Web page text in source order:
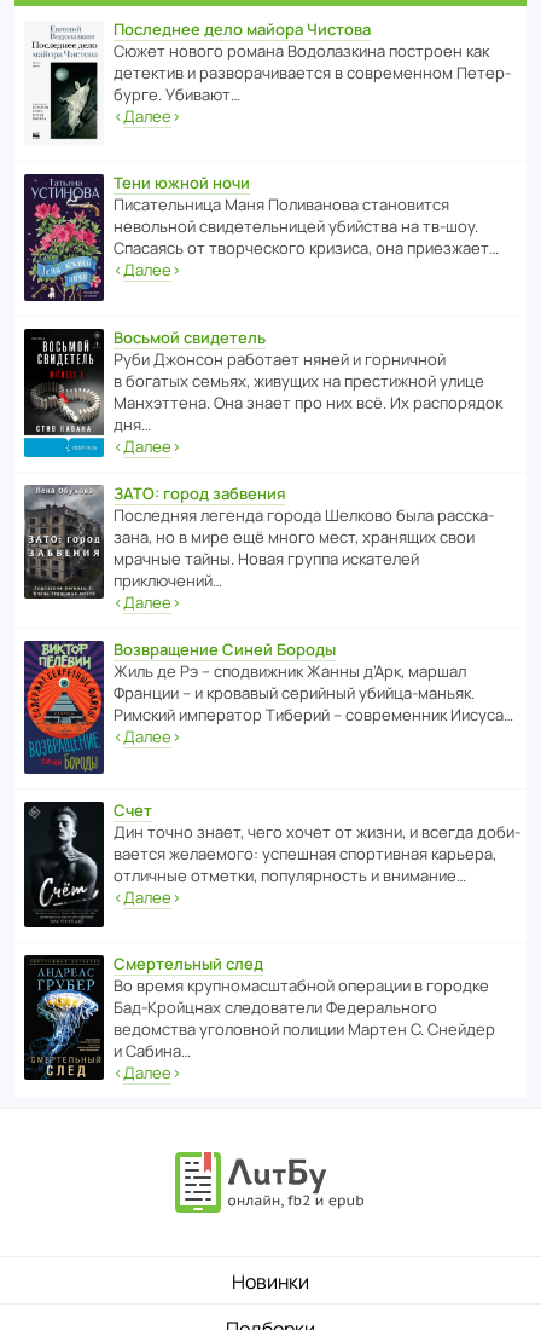
Последнее дело майора Чистова
Сюжет нового романа Водо­ла­з­кина пост­роен как
дете­ктив и разво­ра­чи­ва­ется в совре­менном Пете­р­
бурге. Убивают…
‹Далее›
Тени южной ночи
Писа­тель­ница Маня Поли­ва­нова стано­вится
невольной свиде­тель­ницей убийства на тв-шоу.
Спасаясь от твор­че­с­кого кризиса, она приезжает…
‹Далее›
Восьмой свидетель
Руби Джонсон рабо­тает няней и горни­чной
в богатых семьях, живущих на прес­ти­жной улице
Манх­эт­тена. Она знает про них всё. Их распо­рядок
дня…
‹Далее›
ЗАТО: город забвения
После­дняя легенда города Шелково была расска­
зана, но в мире ещё много мест, хранящих свои
мрачные тайны. Новая группа иска­телей
приключений…
‹Далее›
Возвращение Синей Бороды
Жиль де Рэ – спод­ви­жник Жанны д’Арк, маршал
Франции – и кровавый серийный убийца-маньяк.
Римский импе­ратор Тиберий – совре­менник Иисуса…
‹Далее›
Счет
Дин точно знает, чего хочет от жизни, и всегда доби­
ва­ется жела­е­мого: успе­шная спор­ти­вная карьера,
отли­чные отметки, попу­ля­р­ность и внимание…
‹Далее›
Смертельный след
Во время круп­но­мас­ш­та­бной операции в городке
Бад‑Крой­цнах следо­ва­тели Феде­раль­ного
ведомства уголо­вной полиции Мартен С. Снейдер
и Сабина…
‹Далее›
Новинки